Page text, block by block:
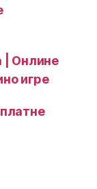
| Онлине
игре